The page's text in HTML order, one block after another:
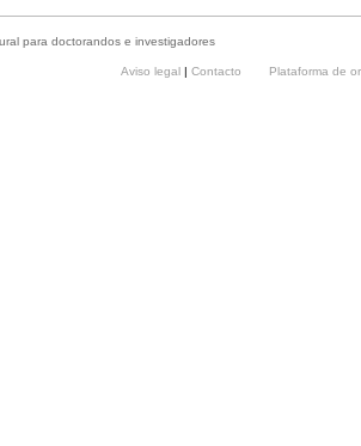
para doctorandos e investigadores
Aviso legal | Contacto Plataforma de